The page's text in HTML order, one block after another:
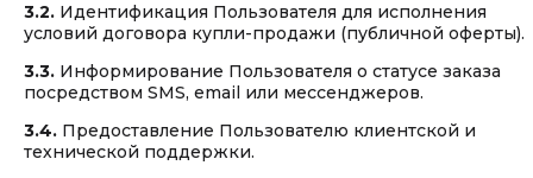
3.2. Идентификация Пользователя для исполнения
условий договора купли-продажи (публичной оферты).
3.3. Информирование Пользователя о статусе заказа
посредством SMS, email или мессенджеров.
3.4. Предоставление Пользователю клиентской и
технической поддержки.